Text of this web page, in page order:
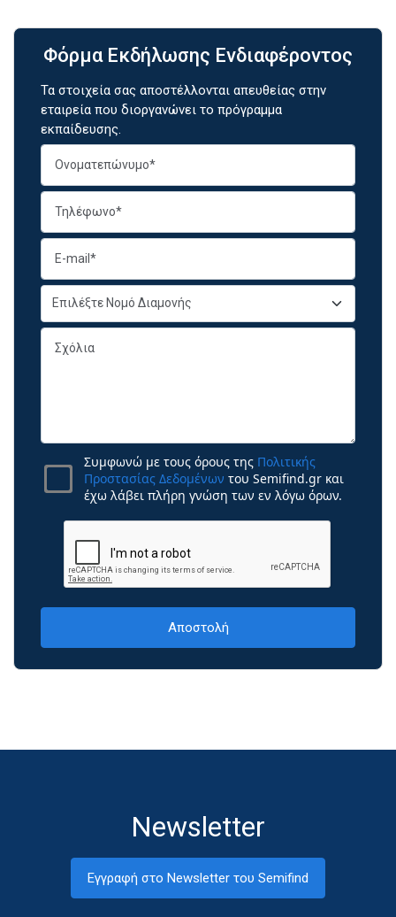
Φόρμα Εκδήλωσης Ενδιαφέροντος
Τα στοιχεία σας αποστέλλονται απευθείας στην
εταιρεία που διοργανώνει το πρόγραμμα
εκπαίδευσης.
Συμφωνώ με τους όρους της Πολιτικής
Προστασίας Δεδομένων του Semifind.gr και
έχω λάβει πλήρη γνώση των εν λόγω όρων.
Newsletter
Εγγραφή στο Newsletter του Semifind